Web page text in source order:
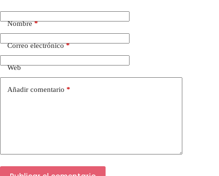
Nombre*
Correo electrónico*
Web
Añadir comentario *